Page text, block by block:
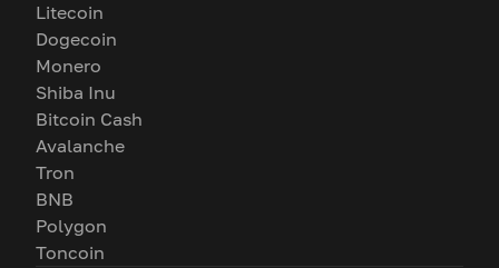
Litecoin
Dogecoin
Monero
Shiba Inu
Bitcoin Cash
Avalanche
Tron
BNB
Polygon
Toncoin